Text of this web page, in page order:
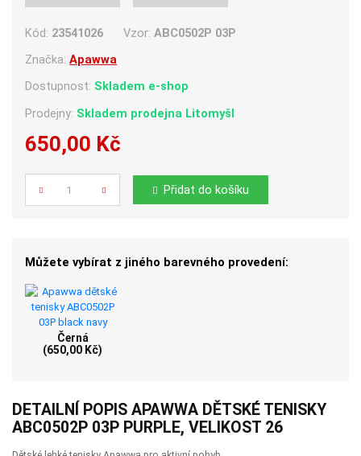
Kód: 23541026 Vzor: ABC0502P 03P
Značka:Apawwa
Dostupnost: Skladem e-shop
Prodejny: Skladem prodejna Litomyšl
650,00 Kč
Přidat do košíku
Můžete vybírat z jiného barevného provedení:
Černá
(650,00 Kč)
DETAILNÍ POPIS APAWWA DĚTSKÉ TENISKY
ABC0502P 03P PURPLE, VELIKOST 26